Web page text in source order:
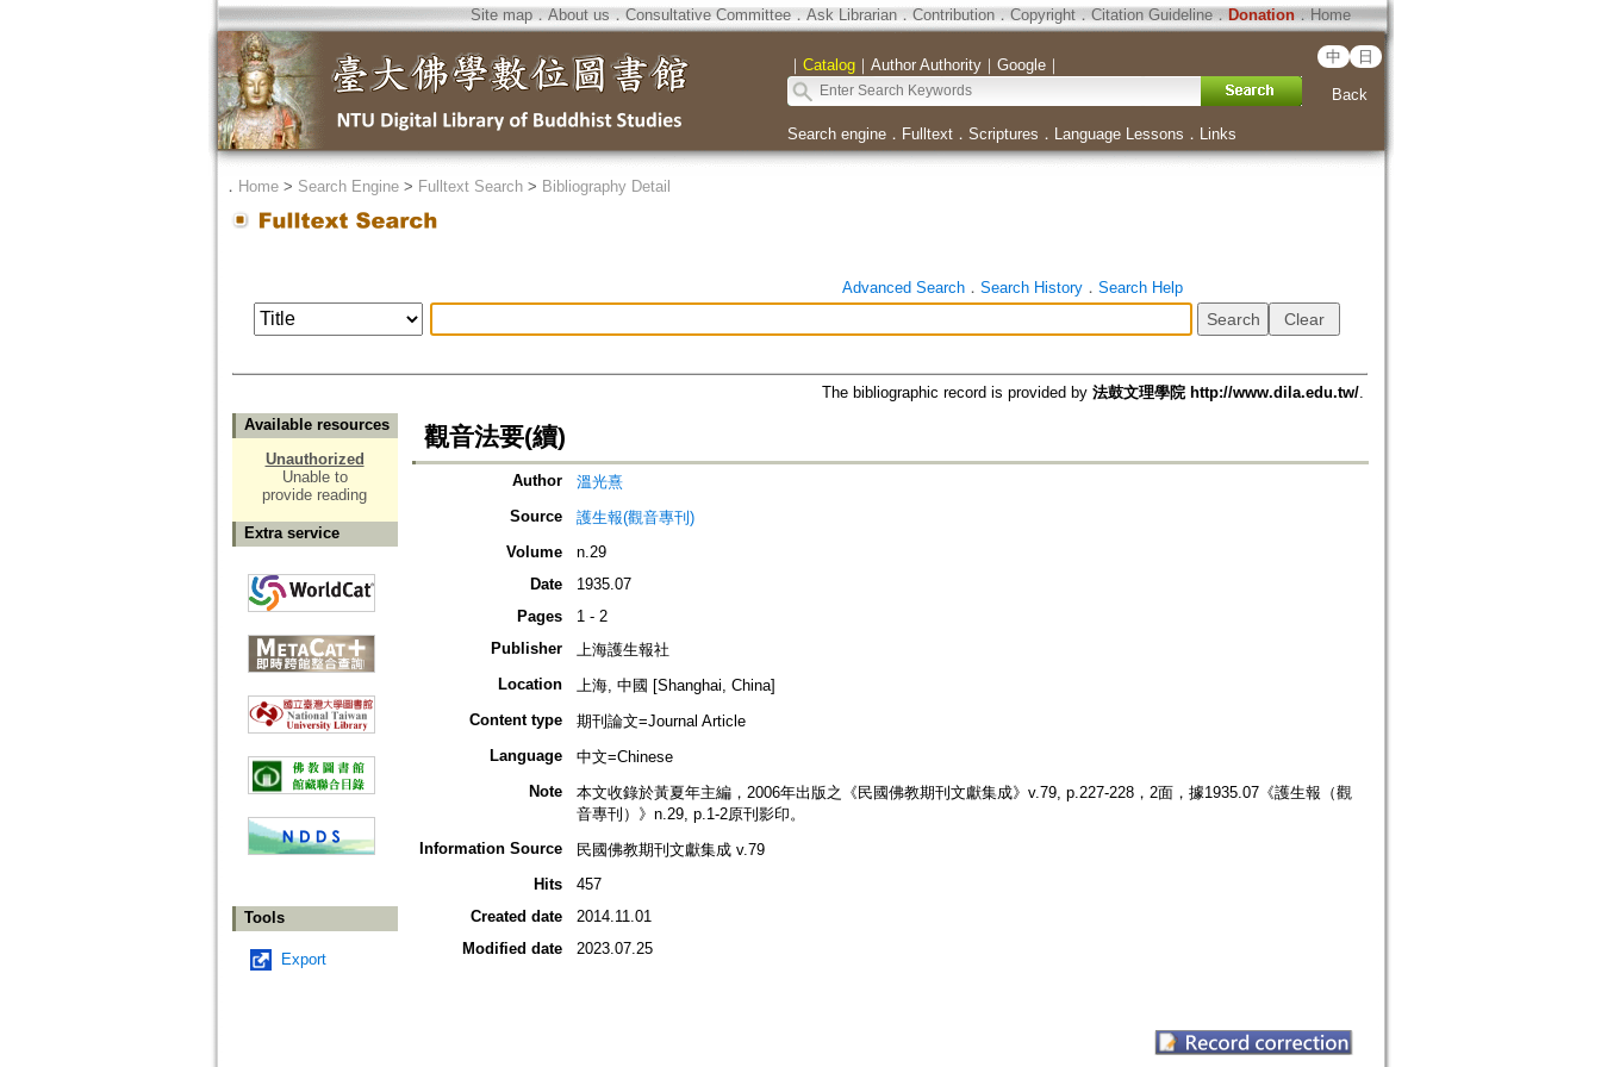
Site map．About us ． Consultative Committee． Ask Librarian． Contribution．Copyright．Citation Guideline． Donation．Home
｜ Catalog｜ Author Authority｜ Google｜ 中 日
Back
Search engine． Fulltext． Scriptures ． Language Lessons ． Links
． Home> Search Engine> Fulltext Search> Bibliography Detail
Advanced Search． Search History． Search Help
The bibliographic record is provided by 法鼓文理學院 http://www.dila.edu.tw/.
Available resources
Unauthorized
Unable to
provide reading
Extra service
Tools
Export
觀音法要(續)
Author
溫光熹
Source
護生報(觀音專刊)
Volume
n.29
Date
1935.07
Pages
1 - 2
Publisher
上海護生報社
Location
上海, 中國 [Shanghai, China]
Content type
期刊論文=Journal Article
Language
中文=Chinese
Note
本文收錄於黃夏年主編，2006年出版之《民國佛教期刊文獻集成》v.79, p.227-228，2面，據1935.07《護生報（觀
音專刊）》n.29, p.1-2原刊影印。
Information Source
民國佛教期刊文獻集成 v.79
Hits
457
Created date
2014.11.01
Modified date
2023.07.25